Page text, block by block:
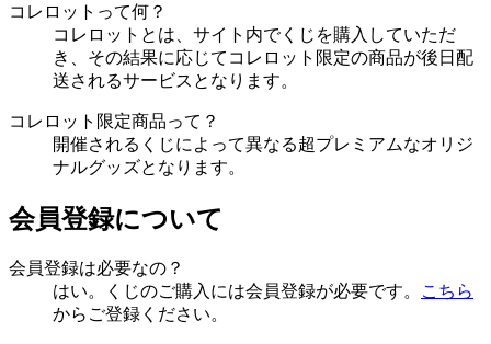
コレロットって何？
コレロットとは、サイト内でくじを購入していただ
き、その結果に応じてコレロット限定の商品が後日配
送されるサービスとなります。
コレロット限定商品って？
開催されるくじによって異なる超プレミアムなオリジ
ナルグッズとなります。
会員登録について
会員登録は必要なの？
はい。くじのご購入には会員登録が必要です。
こちら
からご登録ください。